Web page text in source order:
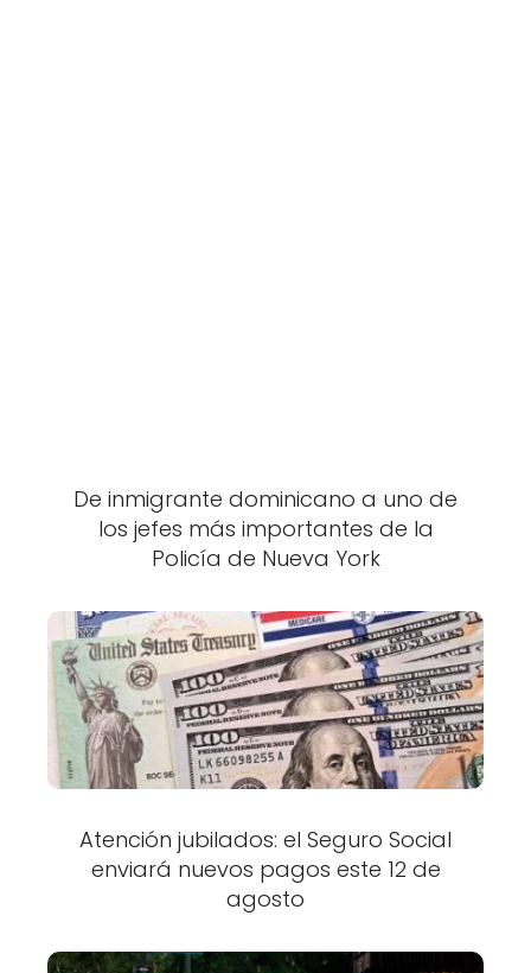
De inmigrante dominicano a uno de
los jefes más importantes de la
Policía de Nueva York
Atención jubilados: el Seguro Social
enviará nuevos pagos este 12 de
agosto